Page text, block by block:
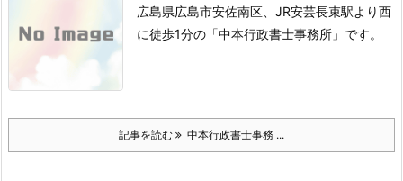
広島県広島市安佐南区、JR安芸長束駅より西
に徒歩1分の「中本行政書士事務所」です。
記事を読む 中本行政書士事務 ...